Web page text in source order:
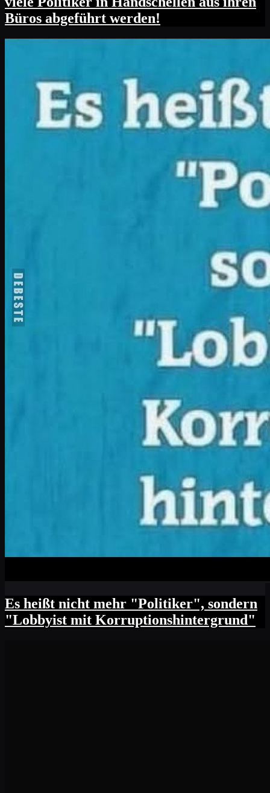
Büros abgeführt werden!
Es heißt nicht mehr "Politiker", sondern
"Lobbyist mit Korruptionshintergrund"